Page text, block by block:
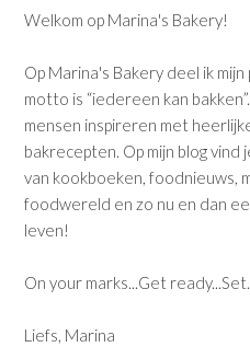
Welkom op Marina's Bakery!
Op Marina's Bakery deel ik
motto is “iedereen kan
mensen inspireren met
bakrecepten. Op mijn blog
van kookboeken, foodnieuws,
foodwereld en zo nu en dan
leven!
On your marks...Get
Liefs, Marina